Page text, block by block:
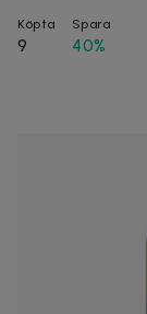
Köpta
9
Spara
40%